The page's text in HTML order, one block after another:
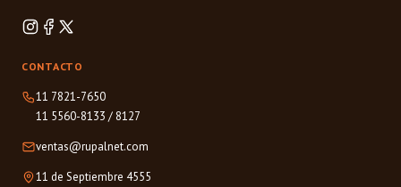
CONTACTO
11 7821-7650
11 5560-8133 / 8127
ventas@rupalnet.com
11 de Septiembre 4555